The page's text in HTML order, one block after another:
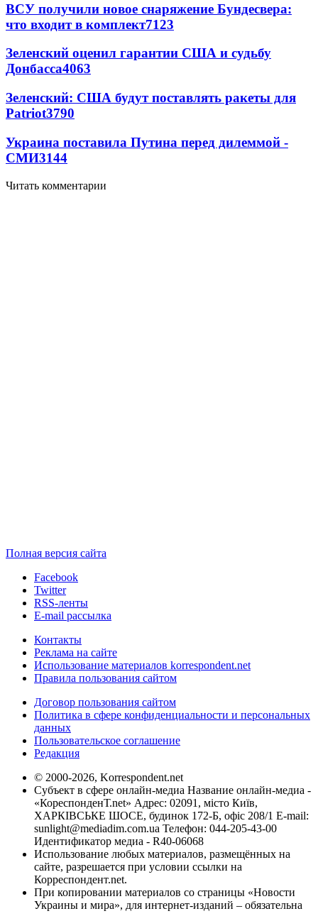
ВСУ получили новое снаряжение Бундесвера:
что входит в комплект7123
Зеленский оценил гарантии США и судьбу
Донбасса4063
Зеленский: США будут поставлять ракеты для
Patriot3790
Украина поставила Путина перед дилеммой -
СМИ3144
Читать комментарии
Полная версия сайта
Facebook
Twitter
RSS-ленты
E-mail рассылка
Контакты
Реклама на сайте
Использование материалов korrespondent.net
Правила пользования сайтом
Договор пользования сайтом
Политика в сфере конфиденциальности и персональных
данных
Пользовательское соглашение
Редакция
© 2000-2026, Korrespondent.net
Субъект в сфере онлайн-медиа Название онлайн-медиа -
«КореспонденТ.net» Адрес: 02091, місто Київ,
ХАРКІВСЬКЕ ШОСЕ, будинок 172-Б, офіс 208/1 E-mail:
sunlight@mediadim.com.ua Телефон: 044-205-43-00
Идентификатор медиа - R40-06068
Использование любых материалов, размещённых на
сайте, разрешается при условии ссылки на
Корреспондент.net.
При копировании материалов со страницы «Новости
Украины и мира», для интернет-изданий – обязательна